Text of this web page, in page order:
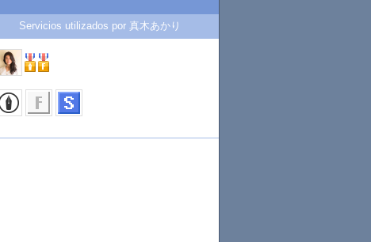
Servicios utilizados por 真木あかり